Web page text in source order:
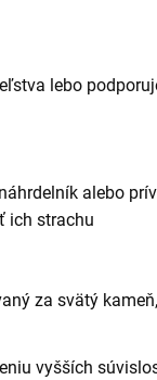
lebo
alebo
ich strachu
za svätý
vyšších